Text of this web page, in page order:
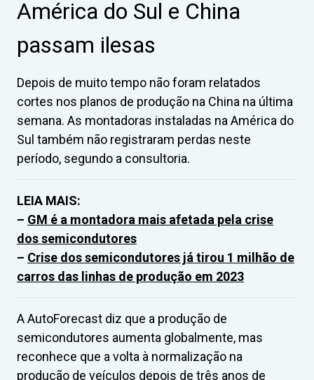
América do Sul e China
passam ilesas
Depois de muito tempo não foram relatados
cortes nos planos de produção na China na última
semana. As montadoras instaladas na América do
Sul também não registraram perdas neste
período, segundo a consultoria.
LEIA MAIS:
– GM é a montadora mais afetada pela crise
dos semicondutores
– Crise dos semicondutores já tirou 1 milhão de
carros das linhas de produção em 2023
A AutoForecast diz que a produção de
semicondutores aumenta globalmente, mas
reconhece que a volta à normalização na
produção de veículos depois de três anos de